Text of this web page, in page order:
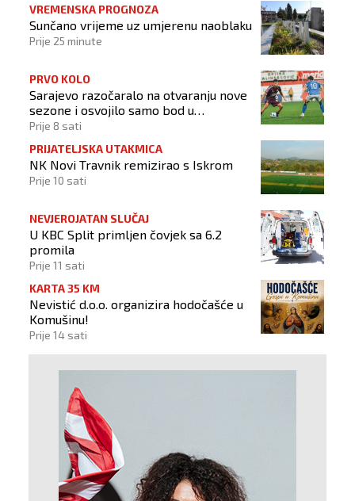
VREMENSKA PROGNOZA
Sunčano vrijeme uz umjerenu naoblaku
Prije 25 minute
PRVO KOLO
Sarajevo razočaralo na otvaranju nove
sezone i osvojilo samo bod u
Vrapčićima
Prije 8 sati
PRIJATELJSKA UTAKMICA
NK Novi Travnik remizirao s Iskrom
Prije 10 sati
NEVJEROJATAN SLUČAJ
U KBC Split primljen čovjek sa 6.2
promila
Prije 11 sati
KARTA 35 KM
Nevistić d.o.o. organizira hodočašće u
Komušinu!
Prije 14 sati